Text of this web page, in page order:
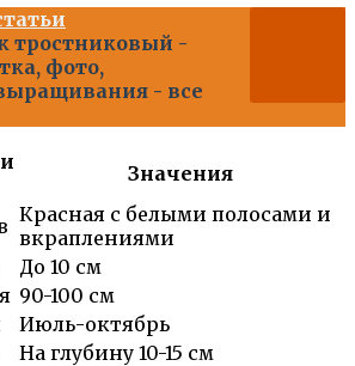
тростниковый -
фото,
- все
Значения
Красная с белыми полосами и
вкраплениями
До 10 см
90-100 см
Июль-октябрь
На глубину 10-15 см